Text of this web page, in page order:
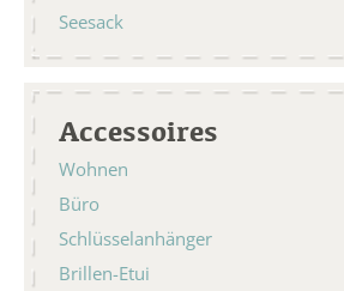
Seesack
Accessoires
Wohnen
Büro
Schlüsselanhänger
Brillen-Etui